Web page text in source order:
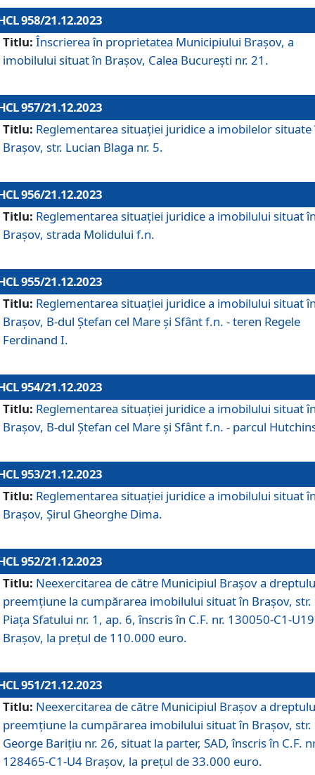
958/21.12.2023
Titlu: Înscrierea în proprietatea Municipiului Brașov, a
imobilului situat în Brașov, Calea București nr. 21.
957/21.12.2023
Titlu: Reglementarea situației juridice a imobilelor situate
Brașov, str. Lucian Blaga nr. 5.
956/21.12.2023
Titlu: Reglementarea situației juridice a imobilului situat
Brașov, strada Molidului f.n.
955/21.12.2023
Titlu: Reglementarea situației juridice a imobilului situat
Brașov, B-dul Ștefan cel Mare și Sfânt f.n. - teren Regele
Ferdinand I.
954/21.12.2023
Titlu: Reglementarea situației juridice a imobilului situat
Brașov, B-dul Ștefan cel Mare și Sfânt f.n. - parcul
953/21.12.2023
Titlu: Reglementarea situației juridice a imobilului situat
Brașov, Șirul Gheorghe Dima.
952/21.12.2023
Titlu: Neexercitarea de către Municipiul Brașov a
preemțiune la cumpărarea imobilului situat în Brașov, str.
Piața Sfatului nr. 1, ap. 6, înscris în C.F. nr. 130050-C1-U19
Brașov, la prețul de 110.000 euro.
951/21.12.2023
Titlu: Neexercitarea de către Municipiul Brașov a
preemțiune la cumpărarea imobilului situat în Brașov, str.
George Barițiu nr. 26, situat la parter, SAD, înscris în C.F.
128465-C1-U4 Brașov, la prețul de 33.000 euro.